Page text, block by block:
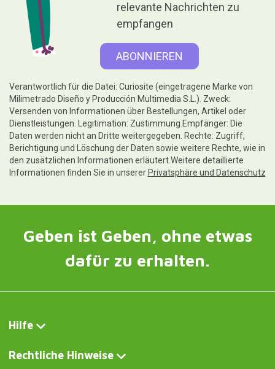
relevante Nachrichten zu
empfangen
Verantwortlich für die Datei: Curiosite (eingetragene Marke von
Milimetrado Diseño y Producción Multimedia S.L.). Zweck:
Versenden von Informationen über Bestellungen, Artikel oder
Dienstleistungen. Legitimation: Zustimmung.Empfänger: Die
Daten werden nicht an Dritte weitergegeben. Rechte: Zugriff,
Berichtigung und Löschung der Daten sowie weitere Rechte, wie in
den zusätzlichen Informationen erläutert.Weitere detaillierte
Informationen finden Sie in unserer Privatsphäre und Datenschutz
Geben ist Geben, ohne etwas
dafür zu erhalten.
Hilfe
Rechtliche Hinweise